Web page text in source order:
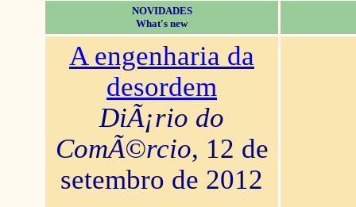
NOVIDADES
What's new
A engenharia da
desordem
DiÃ¡rio do
ComÃ©rcio, 12 de
setembro de 2012